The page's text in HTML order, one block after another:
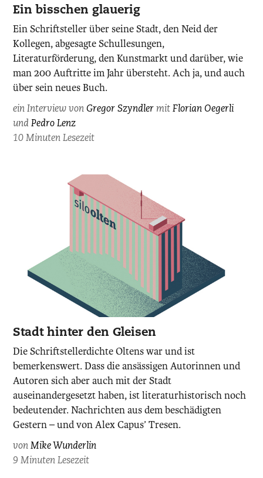
Pedro
photographiert
von
Daniel
Rihs.
Ein bisschen glauerig
Ein Schriftsteller über seine Stadt, den Neid der
Kollegen, abgesagte Schullesungen,
Literaturförderung, den Kunstmarkt und darüber, wie
man 200 Auftritte im Jahr übersteht. Ach ja, und auch
über sein neues Buch.
ein Interview vonGregor Szyndler mitFlorian Oegerli
undPedro Lenz
10 Minuten Lesezeit
Stadt hinter den Gleisen
Die Schriftstellerdichte Oltens war und ist
bemerkenswert. Dass die ansässigen Autorinnen und
Autoren sich aber auch mit der Stadt
auseinandergesetzt haben, ist literaturhistorisch noch
bedeutender. Nachrichten aus dem beschädigten
Gestern – und von Alex Capus’ Tresen.
vonMike Wunderlin
9 Minuten Lesezeit